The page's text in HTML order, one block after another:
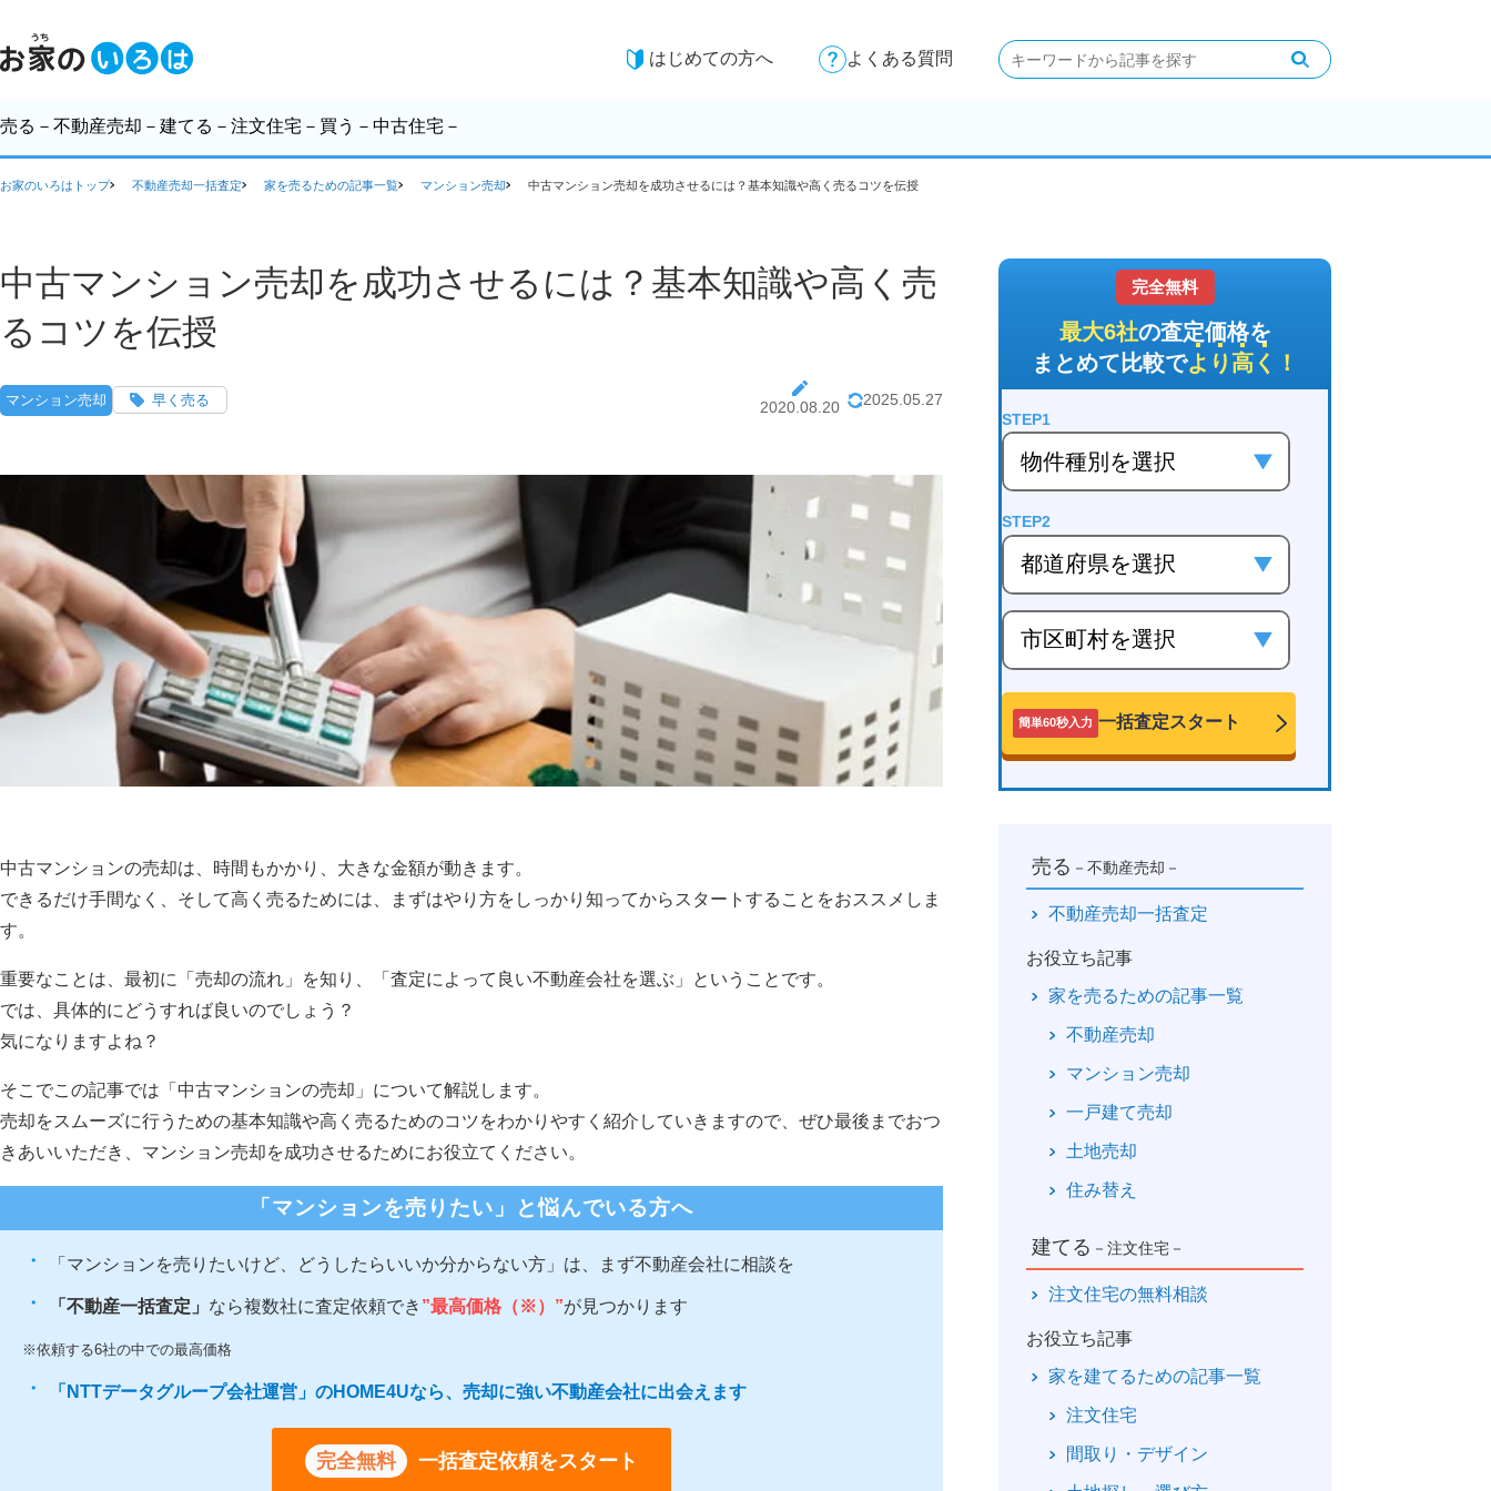
はじめての方へ よくある質問
売る －不動産売却－ 建てる －注文住宅－ 買う －中古住宅－
お家のいろはトップ 不動産売却一括査定 家を売るための記事一覧 マンション売却 中古マンション売却を成功させるには？基本知識や高く売るコツを伝授
中古マンション売却を成功させるには？基本知識や高く売
るコツを伝授
マンション売却 早く売る 2020.08.20 2025.05.27
中古マンションの売却は、時間もかかり、大きな金額が動きます。
できるだけ手間なく、そして高く売るためには、まずはやり方をしっかり知ってからスタートすることをおススメしま
す。
重要なことは、最初に「売却の流れ」を知り、「査定によって良い不動産会社を選ぶ」ということです。
では、具体的にどうすれば良いのでしょう？
気になりますよね？
そこでこの記事では「中古マンションの売却」について解説します。
売却をスムーズに行うための基本知識や高く売るためのコツをわかりやすく紹介していきますので、ぜひ最後までおつ
きあいいただき、マンション売却を成功させるためにお役立てください。
「マンションを売りたい」と悩んでいる方へ
「マンションを売りたいけど、どうしたらいいか分からない方」は、まず不動産会社に相談を
「不動産一括査定」 なら複数社に査定依頼でき ”最高価格（※）”が見つかります
※依頼する6社の中での最高価格
「NTTデータグループ会社運営」のHOME4Uなら、売却に強い不動産会社に出会えます
完全無料 一括査定依頼をスタート
完全無料
最大6社の査定価格を
まとめて比較でより高く ！
簡単60秒入力 一括査定スタート
売る －不動産売却－
不動産売却一括査定
お役立ち記事
家を売るための記事一覧
不動産売却
マンション売却
一戸建て売却
土地売却
住み替え
建てる －注文住宅－
注文住宅の無料相談
お役立ち記事
家を建てるための記事一覧
注文住宅
間取り・デザイン